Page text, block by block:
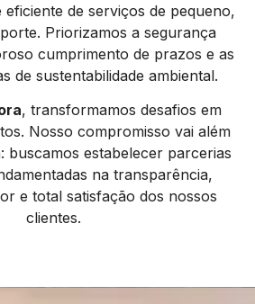
de serviços de pequeno,
Priorizamos a segurança
cumprimento de prazos e as
de sustentabilidade ambiental.
, transformamos desafios em
Nosso compromisso vai além
buscamos estabelecer parcerias
na transparência,
e total satisfação dos nossos
clientes.